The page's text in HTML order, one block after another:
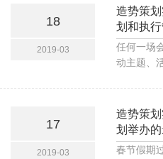
用是场地
18
2019-03
造势策
划和执
任何一场
动主题、
17
2019-03
造势策
划举办
春节假期